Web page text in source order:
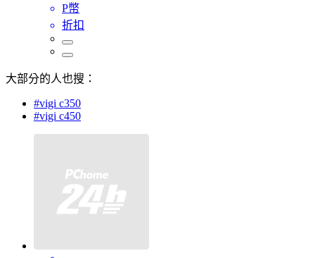
P幣
折扣
大部分的人也搜：
#vigi c350
#vigi c450